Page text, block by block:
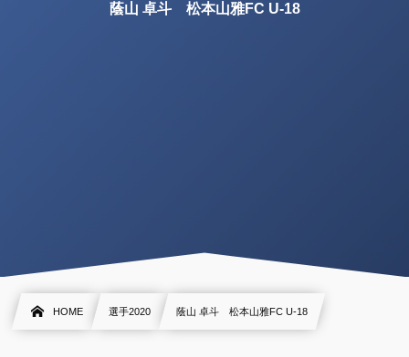
蔭山 卓斗 松本山雅FC U-18
HOME 選手2020 蔭山 卓斗 松本山雅FC U-18